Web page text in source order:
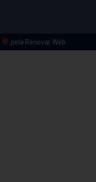
pela Renovar Web